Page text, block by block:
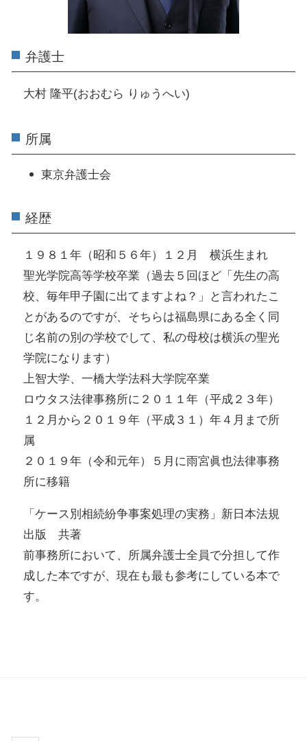
弁護士
大村 隆平(おおむら りゅうへい)
所属
東京弁護士会
経歴
１９８１年（昭和５６年）１２月 横浜生まれ
聖光学院高等学校卒業（過去５回ほど「先生の高
校、毎年甲子園に出てますよね？」と言われたこ
とがあるのですが、そちらは福島県にある全く同
じ名前の別の学校でして、私の母校は横浜の聖光
学院になります）
上智大学、一橋大学法科大学院卒業
ロウタス法律事務所に２０１１年（平成２３年）
１２月から２０１９年（平成３１）年４月まで所
属
２０１９年（令和元年）５月に雨宮眞也法律事務
所に移籍
「ケース別相続紛争事案処理の実務」新日本法規
出版 共著
前事務所において、所属弁護士全員で分担して作
成した本ですが、現在も最も参考にしている本で
す。